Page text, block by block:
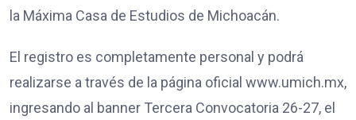
la Máxima Casa de Estudios de Michoacán.
El registro es completamente personal y podrá
realizarse a través de la página oficial www.umich.mx,
ingresando al banner Tercera Convocatoria 26-27, el